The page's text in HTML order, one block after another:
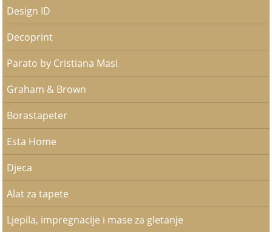
Design ID
Decoprint
Parato by Cristiana Masi
Graham & Brown
Borastapeter
Esta Home
Djeca
Alat za tapete
Ljepila, impregnacije i mase za gletanje